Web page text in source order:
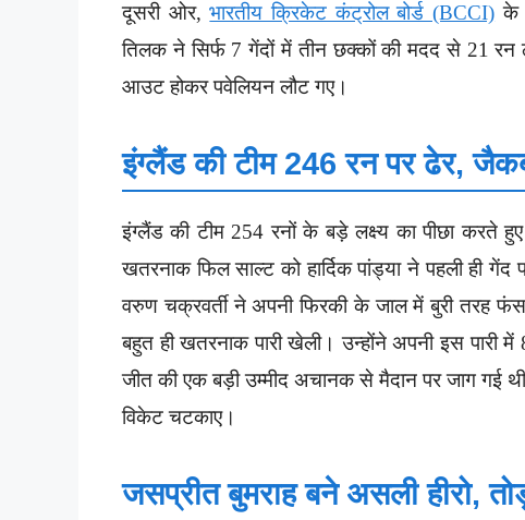
दूसरी ओर,भारतीय क्रिकेट कंट्रोल बोर्ड (BCCI) के
तिलक ने सिर्फ 7 गेंदों में तीन छक्कों की मदद से 21
आउट होकर पवेलियन लौट गए।
इंग्लैंड की टीम 246 रन पर ढेर,
इंग्लैंड की टीम 254 रनों के बड़े लक्ष्य का पीछा करते
खतरनाक फिल साल्ट को हार्दिक पांड्या ने पहली ही
वरुण चक्रवर्ती ने अपनी फिरकी के जाल में बुरी तरह
बहुत ही खतरनाक पारी खेली। उन्होंने अपनी इस
जीत की एक बड़ी उम्मीद अचानक से मैदान पर जाग गई
विकेट चटकाए।
जसप्रीत बुमराह बने असली हीरो,